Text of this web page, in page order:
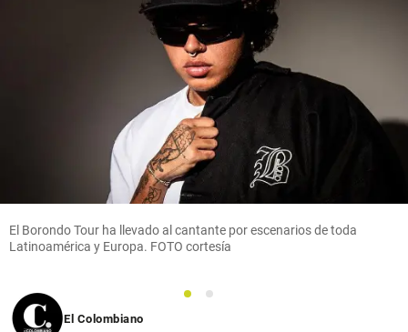
El Borondo Tour ha llevado al cantante por escenarios de toda
Latinoamérica y Europa. FOTO cortesía
1
2
El Colombiano